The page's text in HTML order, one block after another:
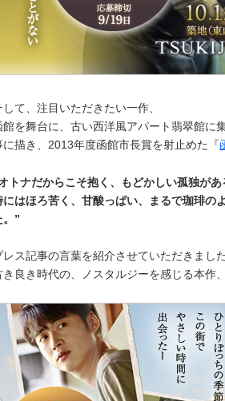
して、注目いただきたい一作、
館を舞台に、古い西洋風アパート翡翠館に
に描き、2013年度函館市長賞を射止めた『
トナだからこそ抱く、もどかしい孤独があ
にはほろ苦く、甘酸っぱい、まるで珈琲の
。”
レス記事の言葉を紹介させていただきました
き良き時代の、ノスタルジーを感じる本作